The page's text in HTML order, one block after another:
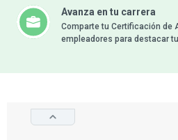
Avanza en tu carrera
Comparte tu Certificación de
empleadores para destacar